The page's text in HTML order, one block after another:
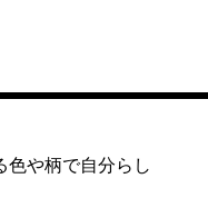
色や柄で自分らし